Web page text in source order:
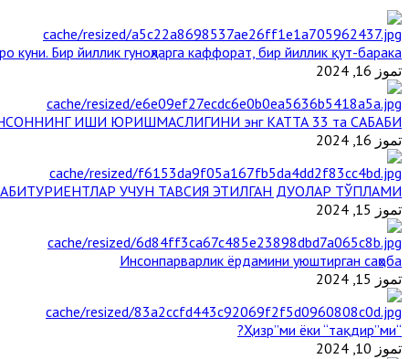
куни. Бир йиллик гуноҳларга каффорат, бир йиллик қут-барака
تموز 16, 2024
ИШИ ЮРИШМАСЛИГИНИ энг КАТТА 33 та САБАБИ
تموز 16, 2024
АБИТУРИЕНТЛАР УЧУН ТАВСИЯ ЭТИЛГАН ДУОЛАР ТЎПЛАМИ
تموز 15, 2024
Инсонпарварлик ёрдамини уюштирган саҳоба
تموز 15, 2024
“Ҳизр”ми ёки “тақдир”ми?
تموز 10, 2024